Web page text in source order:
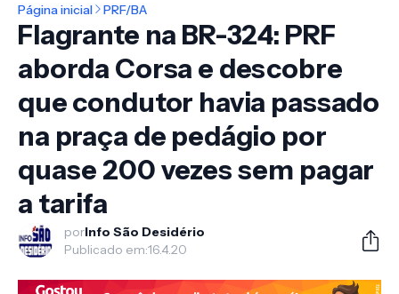
Página inicial PRF/BA
Flagrante na BR-324: PRF
aborda Corsa e descobre
que condutor havia passado
na praça de pedágio por
quase 200 vezes sem pagar
a tarifa
porInfo São Desidério
Publicado em:16.4.20